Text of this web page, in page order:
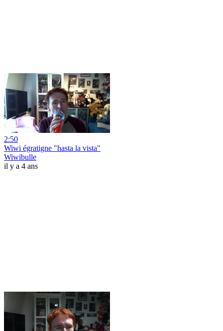
2:50
Wiwi égratigne "hasta la vista"
Wiwibulle
il y a 4 ans